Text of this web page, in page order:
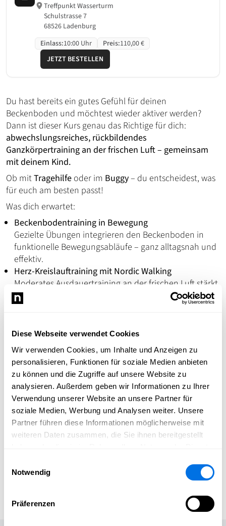
Diese Webseite verwendet Cookies
Wir verwenden Cookies, um Inhalte und Anzeigen zu
personalisieren, Funktionen für soziale Medien anbieten
zu können und die Zugriffe auf unsere Website zu
analysieren. Außerdem geben wir Informationen zu Ihrer
Verwendung unserer Website an unsere Partner für
soziale Medien, Werbung und Analysen weiter. Unsere
Partner führen diese Informationen möglicherweise mit
weiteren Daten zusammen, die Sie ihnen bereitgestellt
Notwendig
Präferenzen
Treffpunkt Wasserturm
Schulstrasse 7
68526 Ladenburg
Einlass:10:00 Uhr Preis:110,00 €
JETZT BESTELLEN
Du hast bereits ein gutes Gefühl für deinen
Beckenboden und möchtest wieder aktiver werden?
Dann ist dieser Kurs genau das Richtige für dich:
abwechslungsreiches, rückbildendes
Ganzkörpertraining an der frischen Luft – gemeinsam
mit deinem Kind.
Ob mitTragehilfe oder im Buggy– du entscheidest, was
für euch am besten passt!
Was dich erwartet:
Beckenbodentraining in Bewegung
Gezielte Übungen integrieren den Beckenboden in
funktionelle Bewegungsabläufe – ganz alltagsnah und
effektiv.
Herz-Kreislauftraining mit Nordic Walking
Moderates Ausdauertraining an der frischen Luft stärkt
deine Fitness und fördert die Regeneration.
Funktionelles Krafttraining für Mamas
unterstützen die Rückbildung und bringen dich sanft,
aber gezielt in Bewegung.
Mit Baby unterwegs
Dein Kind ist dabei – ob in der Trage oder im
Kinderwagen – so wird das Training zu einem
gemeinsamen Erlebnis.
Ein Kurs für frische Luft, neue Energie und ein starkes
Körpergefühl – mit Kind & Bewegung in Balance.
Julia Saller